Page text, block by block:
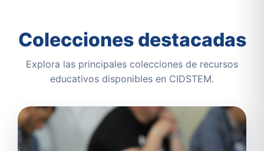
Colecciones destacadas
Explora las principales colecciones de recursos
educativos disponibles en CIDSTEM.